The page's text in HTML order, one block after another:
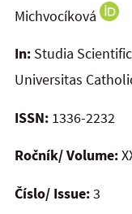
Michvocíková
In: Studia
Universitas
ISSN: 1336-2232
Ročník/ Volume:
Číslo/ Issue:3